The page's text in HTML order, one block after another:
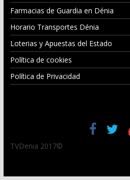
Farmacias de Guardia en Dénia
Horario Transportes Dénia
Loterias y Apuestas del Estado
Política de cookies
Política de Privacidad
TVDenia 2017©